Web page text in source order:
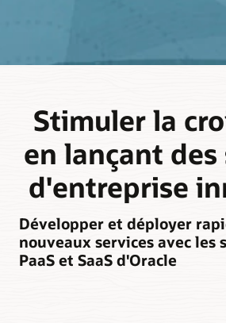
Stimuler la
en lançant des
d'entreprise
Développer et déployer
nouveaux services avec les
PaaS et SaaS d'Oracle